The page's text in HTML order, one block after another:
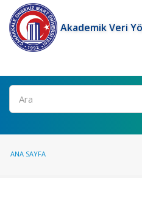
Akademik Veri
Ara
ANA SAYFA